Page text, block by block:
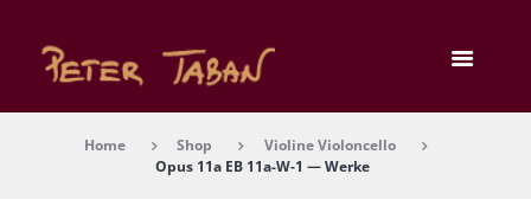
Home Shop
Violine Violoncello
Opus 11a EB 11a-W‑1 — Wer­ke